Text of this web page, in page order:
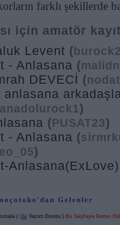
farklı şekillerde
için amatör
Levent (
- Anlasana (
DEVECİ (
anadolurock1)
(PUSAT23)
- Anlasana (
)
Gelenler
| Yazıcı Dostu | Bu Sayfaya Demo